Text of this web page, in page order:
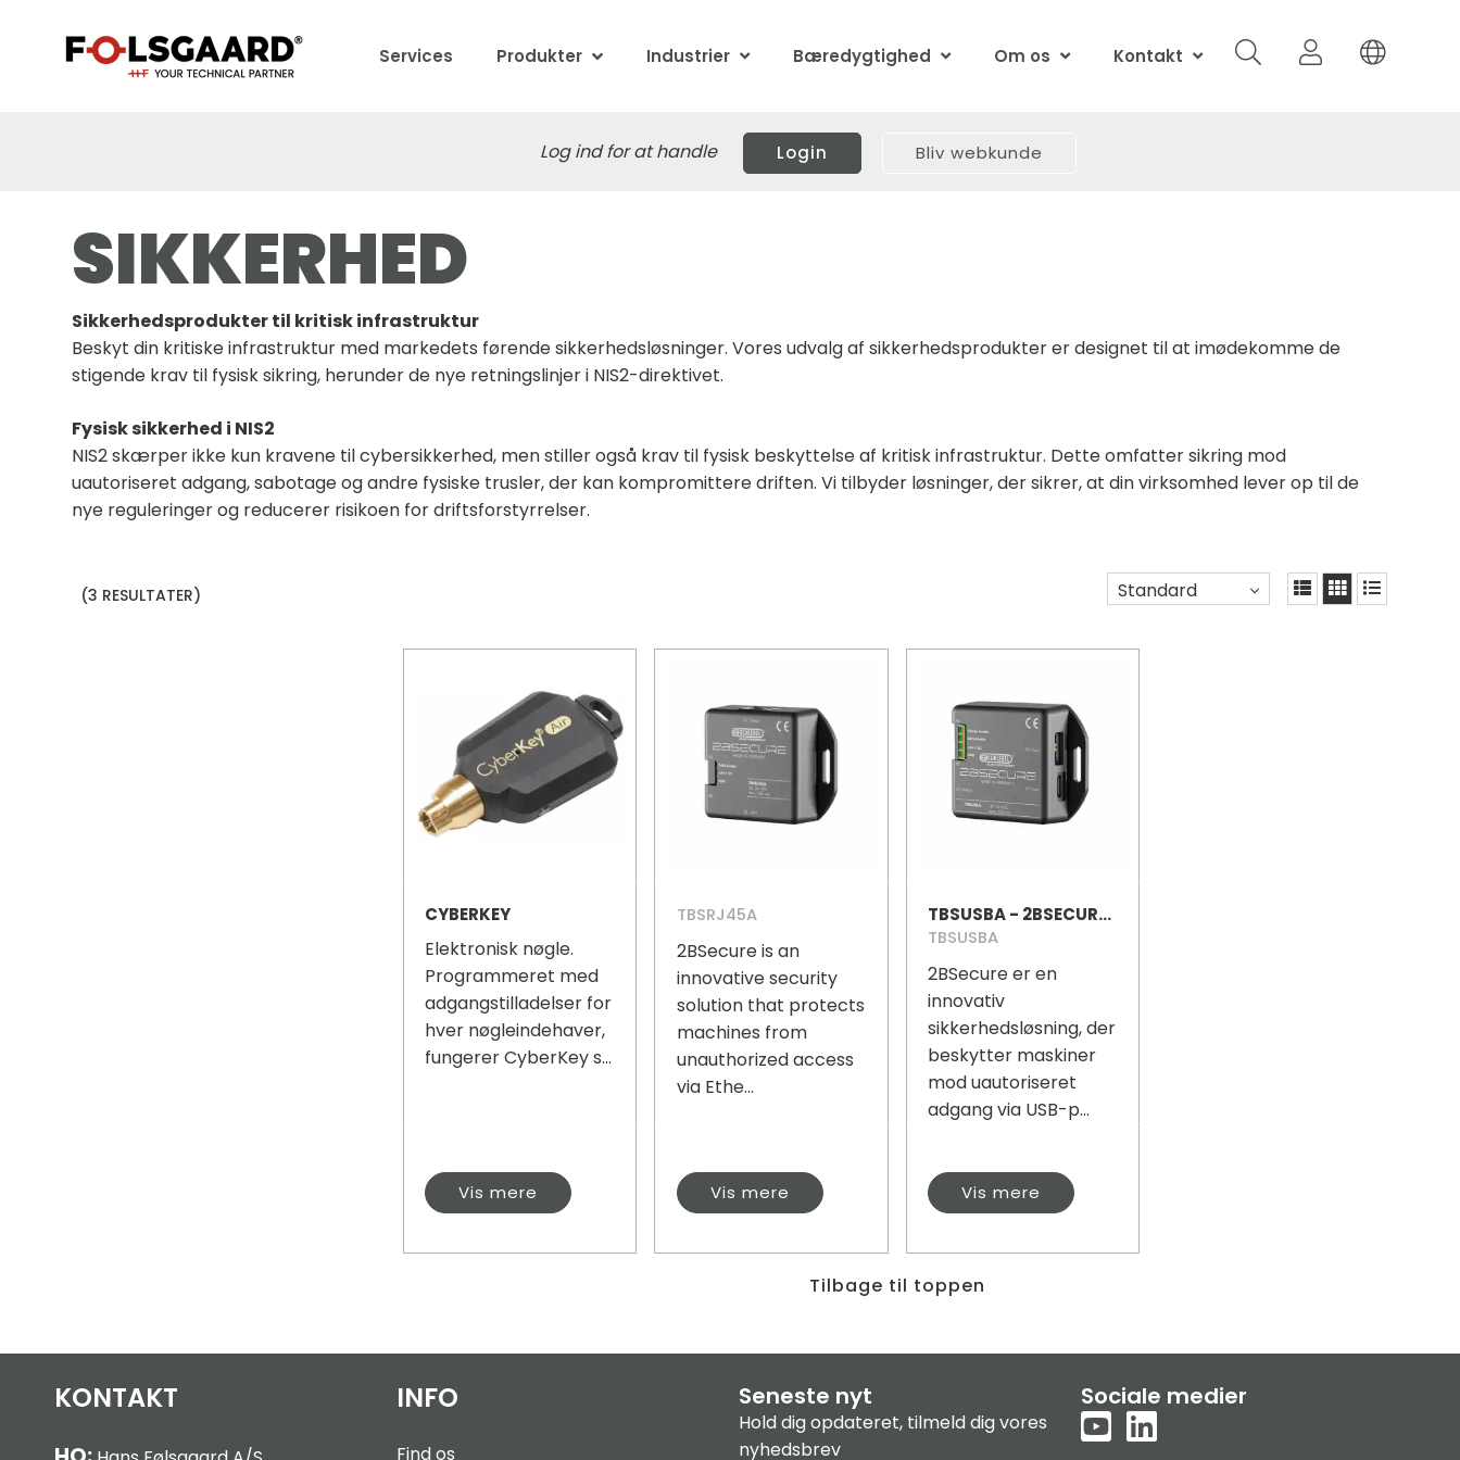
Services Produkter Industrier Bæredygtighed Om os Kontakt
Log ind for at handle Login Bliv webkunde
SIKKERHED
Sikkerhedsprodukter til kritisk infrastruktur
Beskyt din kritiske infrastruktur med markedets førende sikkerhedsløsninger. Vores udvalg af sikkerhedsprodukter er designet til at imødekomme de
stigende krav til fysisk sikring, herunder de nye retningslinjer i NIS2-direktivet.
Fysisk sikkerhed i NIS2
NIS2 skærper ikke kun kravene til cybersikkerhed, men stiller også krav til fysisk beskyttelse af kritisk infrastruktur. Dette omfatter sikring mod
uautoriseret adgang, sabotage og andre fysiske trusler, der kan kompromittere driften. Vi tilbyder løsninger, der sikrer, at din virksomhed lever op til de
nye reguleringer og reducerer risikoen for driftsforstyrrelser.
(3 RESULTATER) Standard
CYBERKEY
Elektronisk nøgle.
Programmeret med
adgangstilladelser for
hver nøgleindehaver,
fungerer CyberKey s...
Vis mere
TBSRJ45A
2BSecure is an
innovative security
solution that protects
machines from
unauthorized access
via Ethe...
Vis mere
TBSUSBA - 2BSECURE - MAKSIMAL SIKKERHED FOR USB-INTERFACES
TBSUSBA
2BSecure er en
innovativ
sikkerhedsløsning, der
beskytter maskiner
mod uautoriseret
adgang via USB-p...
Vis mere
Tilbage til toppen
KONTAKT INFO
Find os
Seneste nyt
Hold dig opdateret, tilmeld dig vores
nyhedsbrev
Sociale medier